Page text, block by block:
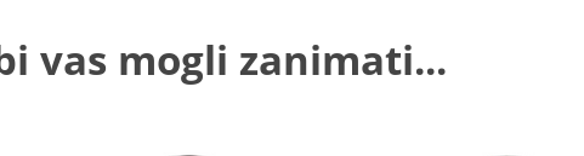
vas mogli zanimati...